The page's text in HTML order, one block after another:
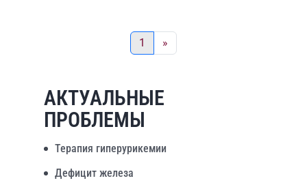
1 »
АКТУАЛЬНЫЕ
ПРОБЛЕМЫ
Терапия гиперурикемии
Дефицит железа